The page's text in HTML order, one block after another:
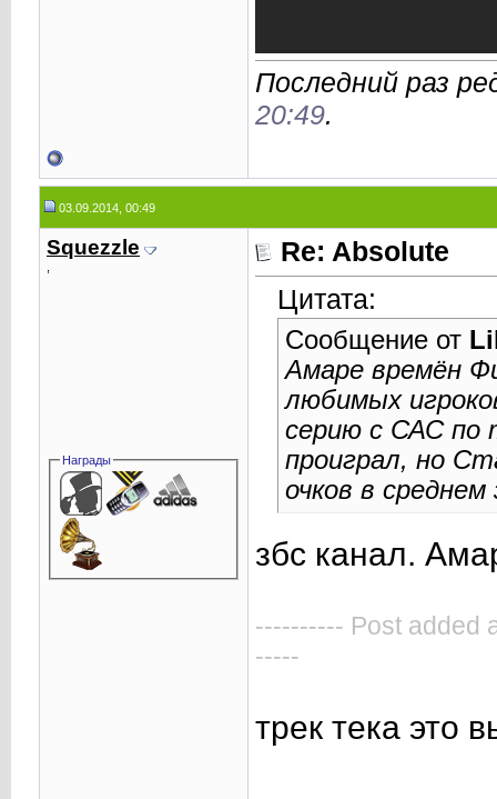
Последний раз
20:49.
03.09.2014, 00:49
Squezzle
Награды
Re: Absolute
Цитата:
Сообщение от
Амаре времён
любимых
серию с САС по
проиграл, но
очков в
збс канал.
---------- Post added
-----
трек тека это